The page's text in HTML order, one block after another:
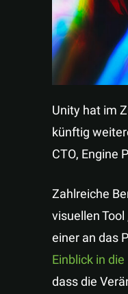
Unity hat im
künftig
CTO, Engine
Zahlreiche
visuellen
einer an das
Einblick in
dass die